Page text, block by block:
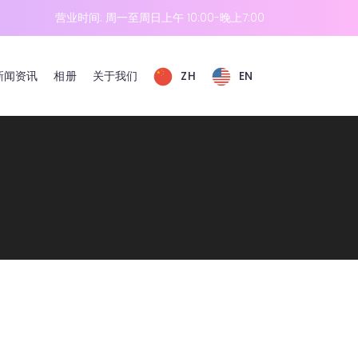
营业时间: 周一至周日上午 10:00-晚上7:00
闻资讯 相册 关于我们 ZH EN